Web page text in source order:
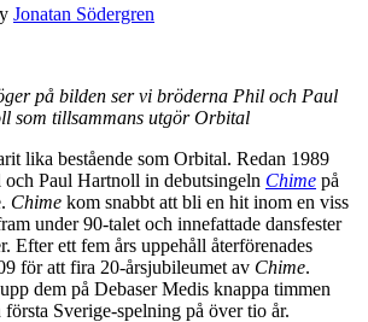
Jonatan Södergren
på bilden ser vi bröderna Phil och Paul
som tillsammans utgör Orbital
lika bestående som Orbital. Redan 1989
och Paul Hartnoll in debutsingeln Chime på
Chime kom snabbt att bli en hit inom en viss
under 90-talet och innefattade dansfester
Efter ett fem års uppehåll återförenades
för att fira 20-årsjubileumet av Chime.
dem på Debaser Medis knappa timmen
Sverige-spelning på över tio år.